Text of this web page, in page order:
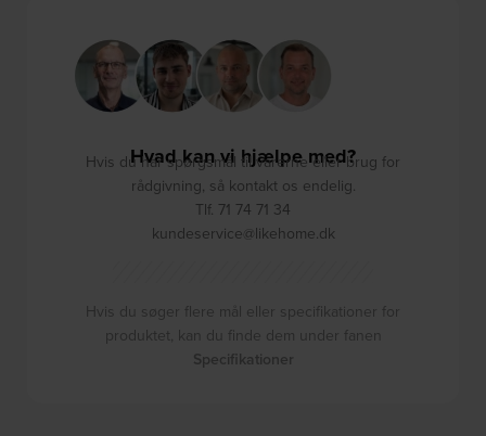
Hvad kan vi hjælpe med?
Hvis du har spørgsmål til varerne eller brug for
rådgivning, så kontakt os endelig.
Tlf. 71 74 71 34
kundeservice@likehome.dk
Hvis du søger flere mål eller specifikationer for
produktet, kan du finde dem under fanen
Specifikationer